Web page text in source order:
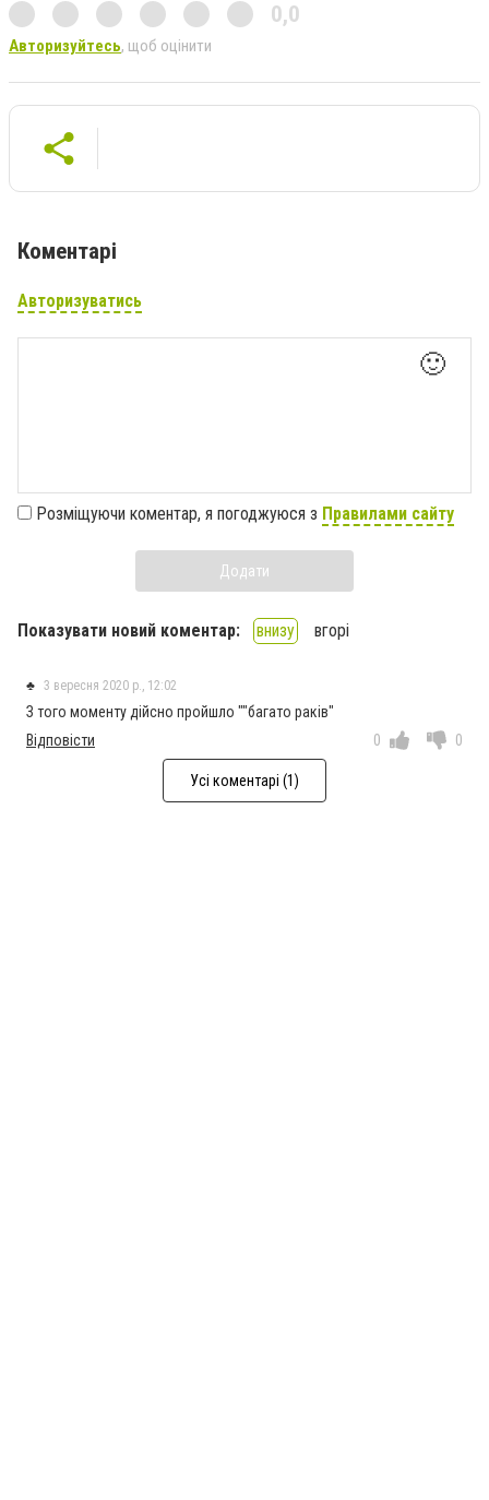
0,0
Авторизуйтесь, щоб оцінити
Коментарі
Авторизуватись
🙂
Розміщуючи коментар, я погоджуюся з Правилами сайту
Додати
Показувати новий коментар: внизу вгорі
♣ 3 вересня 2020 р., 12:02
З того моменту дійсно пройшло ""багато раків"
Відповісти
0 0
Усі коментарі (1)